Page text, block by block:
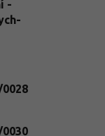
-
0028
0030